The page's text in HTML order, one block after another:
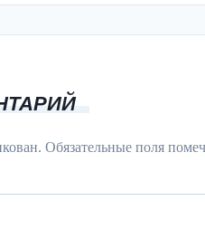
Обязательные поля